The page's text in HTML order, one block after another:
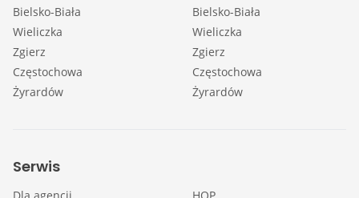
Bielsko-Biała
Wieliczka
Zgierz
Częstochowa
Żyrardów
Bielsko-Biała
Wieliczka
Zgierz
Częstochowa
Żyrardów
Serwis